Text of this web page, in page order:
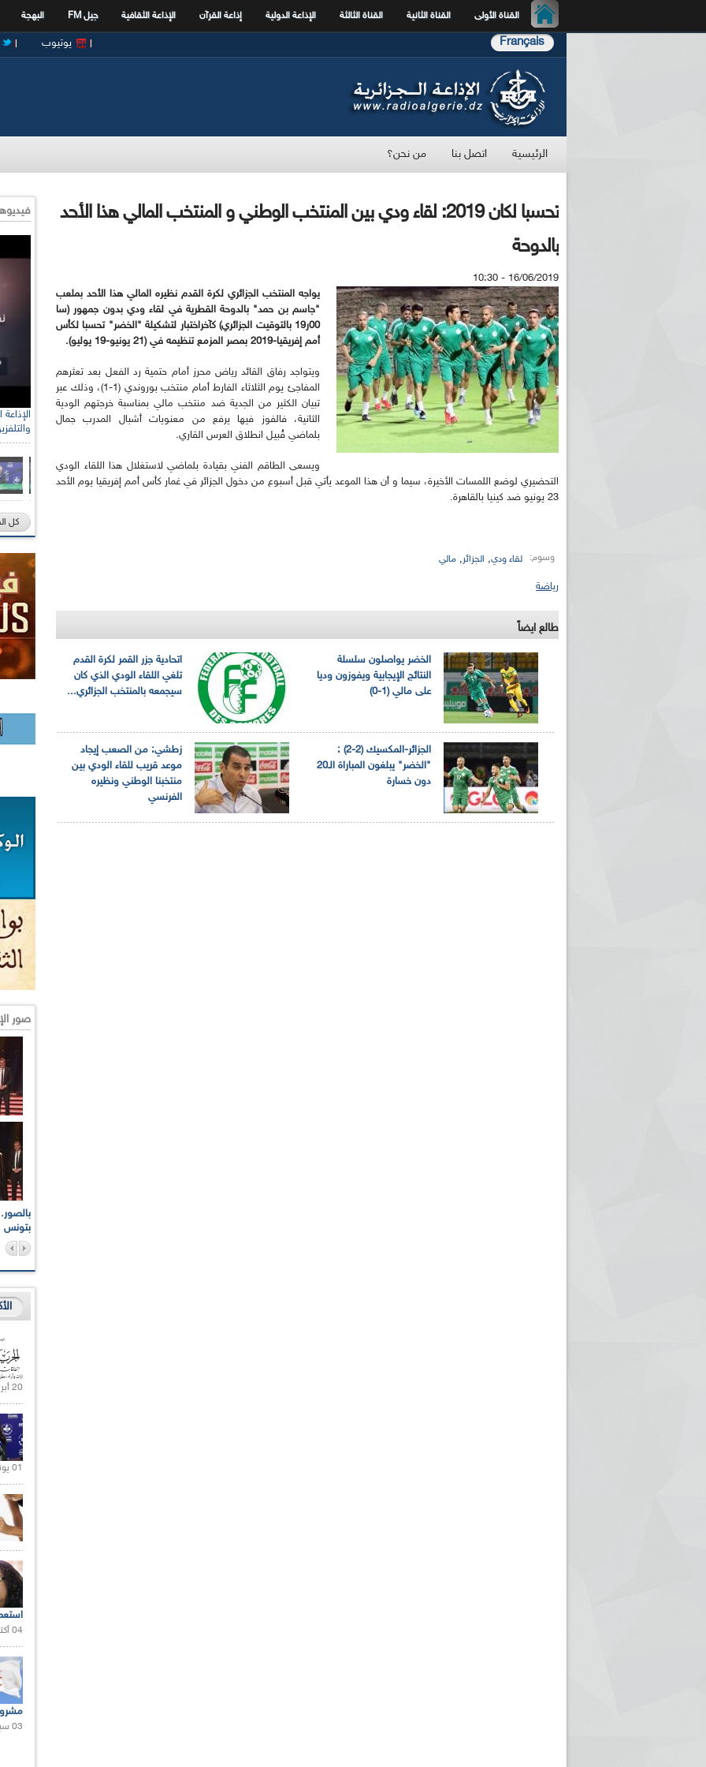
القناة الأولى القناة الثانية القناة الثالثة الإذاعة الدولية إذاعة القرآن الإذاعة الثقافية جيل FM البهجة
Français يوتيوب
الرئيسية اتصل بنا من نحن؟
تحسبا لكان 2019: لقاء ودي بين المنتخب الوطني و المنتخب المالي هذا الأحد
بالدوحة
16/06/2019 - 10:30
يواجه المنتخب الجزائري لكرة القدم نظيره المالي هذا الأحد بملعب
"جاسم بن حمد" بالدوحة القطرية في لقاء ودي بدون جمهور (سا
00ر19 بالتوقيت الجزائري) كآخراختبار لتشكيلة "الخضر" تحسبا لكأس
أمم إفريقيا-2019 بمصر المزمع تنظيمه في (21 يونيو-19 يوليو).
ويتواجد رفاق القائد رياض محرز أمام حتمية رد الفعل بعد تعثرهم
المفاجئ يوم الثلاثاء الفارط أمام منتخب بوروندي (1-1)، وذلك عبر
تبيان الكثير من الجدية ضد منتخب مالي بمناسبة خرجتهم الودية
الثانية، فالفوز فيها يرفع من معنويات أشبال المدرب جمال
بلماضي قُبيل انطلاق العرس القاري.
ويسعى الطاقم الفني بقيادة بلماضي لاستغلال هذا اللقاء الودي
التحضيري لوضع اللمسات الأخيرة، سيما و أن هذا الموعد يأتي قبل أسبوع من دخول الجزائر في غمار كأس أمم إفريقيا يوم الأحد
23 يونيو ضد كينيا بالقاهرة.
وسوم: لقاء ودي, الجزائر, مالي
رياضة
طالع ايضاً
اتحادية جزر القمر لكرة القدم
تلغي اللقاء الودي الذي كان
سيجمعه بالمنتخب الجزائري...
الخضر يواصلون سلسلة
النتائج الإيجابية ويفوزون وديا
على مالي (1-0)
زطشي: من الصعب إيجاد
موعد قريب للقاء الودي بين
منتخبنا الوطني ونظيره
الفرنسي
الجزائر-المكسيك (2-2) :
"الخضر" يبلغون المباراة الـ20
دون خسارة
كل
صور
بتونس
20 أبريل 2021 |
01 يونيو 2021 |
04 أكتوبر 2020 |
03 سبتمبر 2020 |